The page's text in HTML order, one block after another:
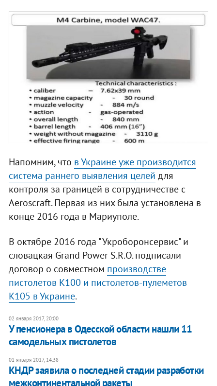
Напомним, что в Украине уже производится
система раннего выявления целей для
контроля за границей в сотрудничестве с
Aeroscraft. Первая из них была установлена в
конце 2016 года в Мариуполе.
В октябре 2016 года "Укроборонсервис" и
словацкая Grand Power S.R.O. подписали
договор о совместном производстве
пистолетов K100 и пистолетов-пулеметов
K105 в Украине.
02 января 2017, 20:00
У пенсионера в Одесской области нашли 11
самодельных пистолетов
01 января 2017, 14:38
КНДР заявила о последней стадии разработки
межконтинентальной ракеты